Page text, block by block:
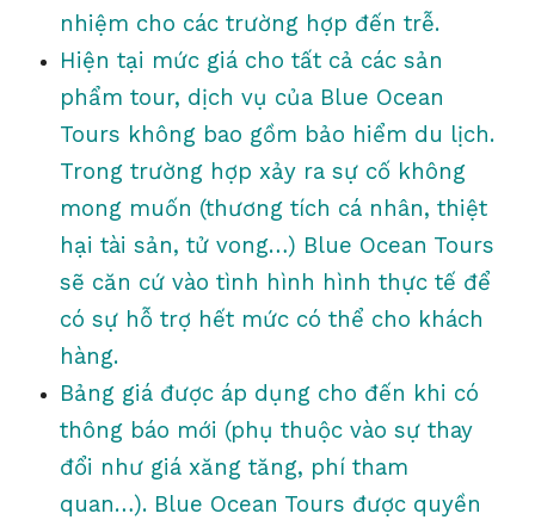
nhiệm cho các trường hợp đến trễ.
Hiện tại mức giá cho tất cả các sản
phẩm tour, dịch vụ của Blue Ocean
Tours không bao gồm bảo hiểm du lịch.
Trong trường hợp xảy ra sự cố không
mong muốn (thương tích cá nhân, thiệt
hại tài sản, tử vong…) Blue Ocean Tours
sẽ căn cứ vào tình hình hình thực tế để
có sự hỗ trợ hết mức có thể cho khách
hàng.
Bảng giá được áp dụng cho đến khi có
thông báo mới (phụ thuộc vào sự thay
đổi như giá xăng tăng, phí tham
quan…). Blue Ocean Tours được quyền